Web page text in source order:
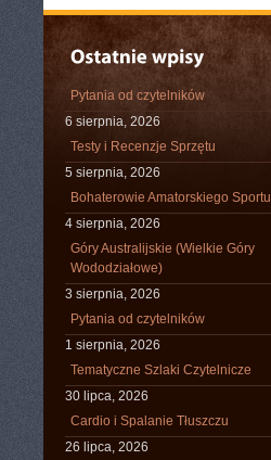
Pytania od czytelników
6 sierpnia, 2026
Testy i Recenzje Sprzętu
5 sierpnia, 2026
Bohaterowie Amatorskiego Sportu
4 sierpnia, 2026
Góry Australijskie (Wielkie Góry
Wododziałowe)
3 sierpnia, 2026
Pytania od czytelników
1 sierpnia, 2026
Tematyczne Szlaki Czytelnicze
30 lipca, 2026
Cardio i Spalanie Tłuszczu
26 lipca, 2026